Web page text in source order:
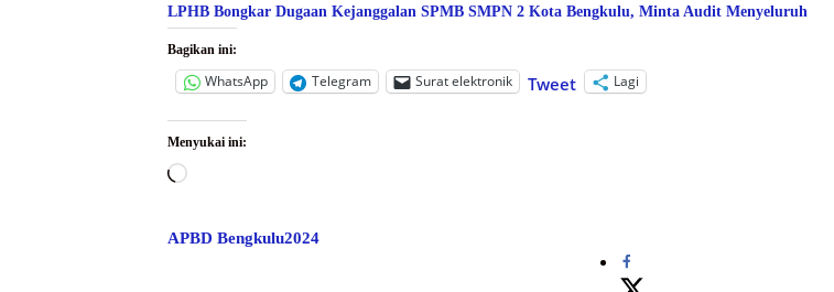
LPHB Bongkar Dugaan Kejanggalan SPMB SMPN 2 Kota Bengkulu, Minta Audit Menyeluruh
Bagikan ini:
WhatsApp Telegram Surat elektronik Tweet Lagi
Menyukai ini:
Memuat...
APBD Bengkulu2024